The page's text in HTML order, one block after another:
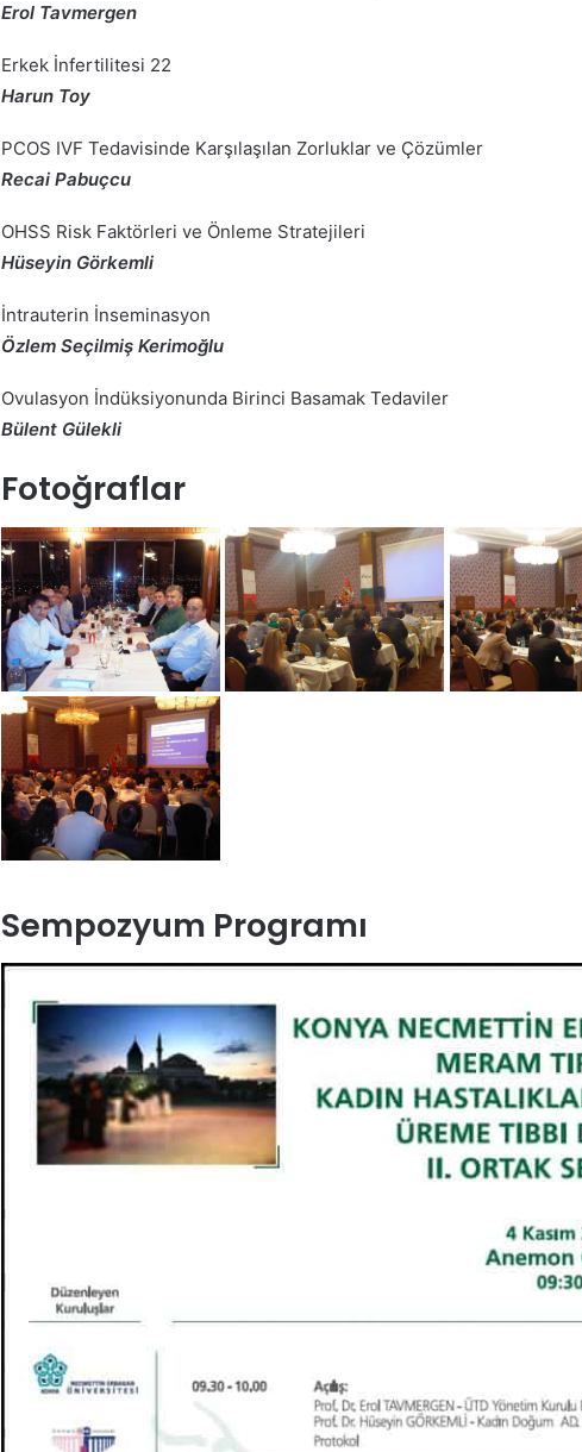
Erol Tavmergen
Erkek İnfertilitesi 22
Harun Toy
PCOS IVF Tedavisinde Karşılaşılan Zorluklar ve Çözümler
Recai Pabuçcu
OHSS Risk Faktörleri ve Önleme Stratejileri
Hüseyin Görkemli
İntrauterin İnseminasyon
Özlem Seçilmiş Kerimoğlu
Ovulasyon İndüksiyonunda Birinci Basamak Tedaviler
Bülent Gülekli
Fotoğraflar
Sempozyum Programı